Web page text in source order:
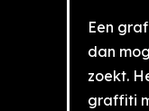
Een
dan
zoekt.
graffiti